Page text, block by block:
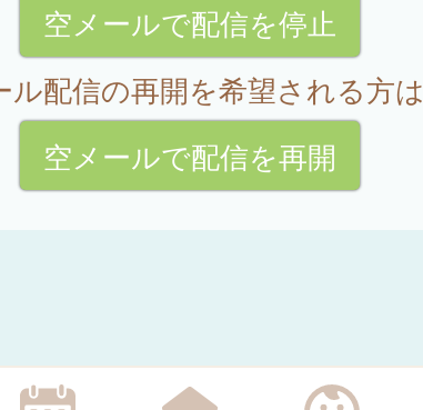
空メールで配信を停止
ル配信の再開を希望される方は
空メールで配信を再開